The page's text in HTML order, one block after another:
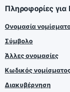
Πληροφορίες
Ονομασία
Σύμβολο
Άλλες ονομασίες
Κωδικός
Διακυβέρνηση